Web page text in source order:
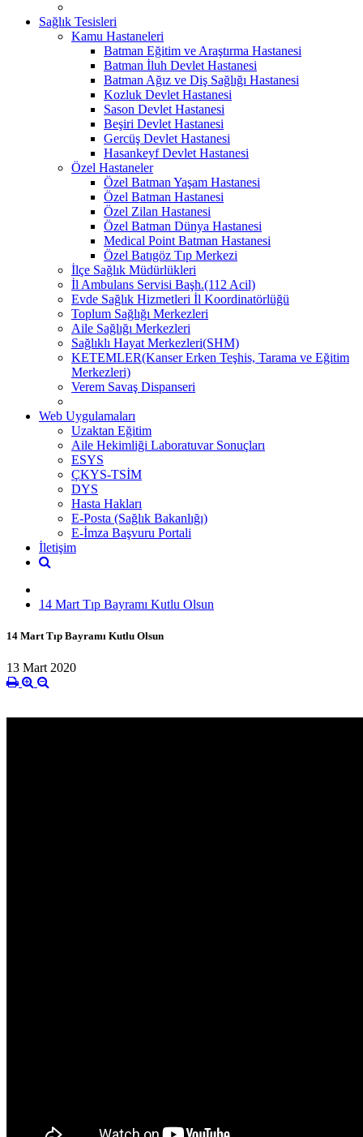
Sağlık Tesisleri
Kamu Hastaneleri
Batman Eğitim ve Araştırma Hastanesi
Batman İluh Devlet Hastanesi
Batman Ağız ve Diş Sağlığı Hastanesi
Kozluk Devlet Hastanesi
Sason Devlet Hastanesi
Beşiri Devlet Hastanesi
Gercüş Devlet Hastanesi
Hasankeyf Devlet Hastanesi
Özel Hastaneler
Özel Batman Yaşam Hastanesi
Özel Batman Hastanesi
Özel Zilan Hastanesi
Özel Batman Dünya Hastanesi
Medical Point Batman Hastanesi
Özel Batıgöz Tıp Merkezi
İlçe Sağlık Müdürlükleri
İl Ambulans Servisi Başh.(112 Acil)
Evde Sağlık Hizmetleri İl Koordinatörlüğü
Toplum Sağlığı Merkezleri
Aile Sağlığı Merkezleri
Sağlıklı Hayat Merkezleri(SHM)
KETEMLER(Kanser Erken Teşhis, Tarama ve Eğitim
Merkezleri)
Verem Savaş Dispanseri
Web Uygulamaları
Uzaktan Eğitim
Aile Hekimliği Laboratuvar Sonuçları
ESYS
ÇKYS-TSİM
DYS
Hasta Hakları
E-Posta (Sağlık Bakanlığı)
E-İmza Başvuru Portali
İletişim
14 Mart Tıp Bayramı Kutlu Olsun
14 Mart Tıp Bayramı Kutlu Olsun
13 Mart 2020